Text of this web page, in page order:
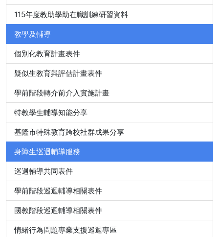
115年度教助學助在職訓練研習資料
教學及輔導
個別化教育計畫表件
疑似生教育與評估計畫表件
學前階段轉介前介入實施計畫
特教學生輔導知能分享
基隆市特殊教育跨校社群成果分享
身障生巡迴輔導服務
巡迴輔導共同表件
學前階段巡迴輔導相關表件
國教階段巡迴輔導相關表件
情緒行為問題專業支援巡迴專區